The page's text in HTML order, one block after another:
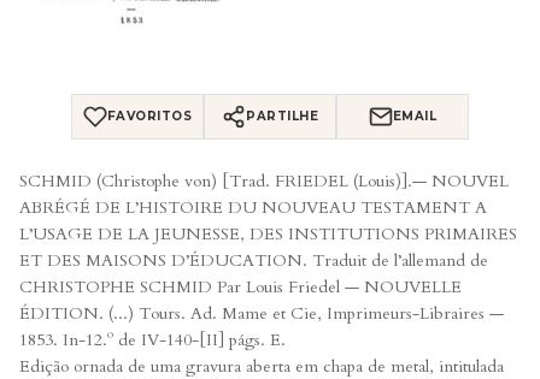
FAVORITOS PARTILHE EMAIL
SCHMID (Christophe von) [Trad. FRIEDEL (Louis)].— NOUVEL
ABRÉGÉ DE L’HISTOIRE DU NOUVEAU TESTAMENT A
L’USAGE DE LA JEUNESSE, DES INSTITUTIONS PRIMAIRES
ET DES MAISONS D’ÉDUCATION. Traduit de l’allemand de
CHRISTOPHE SCHMID Par Louis Friedel — NOUVELLE
ÉDITION. (...) Tours. Ad. Mame et Cie, Imprimeurs-Libraires —
1853. In-12.º de IV-140-[II] págs. E.
Edição ornada de uma gravura aberta em chapa de metal, intitulada